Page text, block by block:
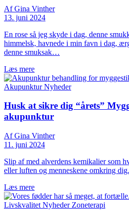
Af Gina Vinther
13. juni 2024
En rose så jeg skyde i dag, denne
himmelsk, havnede i min favn i dag,
denne smuksak…
Læs mere
Akupunktur Nyheder
Husk at sikre dig “årets”
akupunktur
Af Gina Vinther
11. juni 2024
Slip af med alverdens kemikalier som
eller luften og menneskene omkring dig.
Læs mere
Livskvalitet Nyheder Zoneterapi